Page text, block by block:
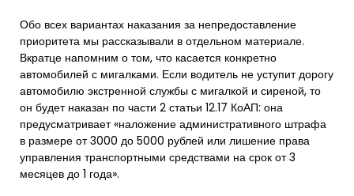
Обо всех вариантах наказания за непредоставление
приоритета мы рассказывали в отдельном материале.
Вкратце напомним о том, что касается конкретно
автомобилей с мигалками. Если водитель не уступит дорогу
автомобилю экстренной службы с мигалкой и сиреной, то
он будет наказан по части 2 статьи 12.17 КоАП: она
предусматривает «наложение административного штрафа
в размере от 3000 до 5000 рублей или лишение права
управления транспортными средствами на срок от 3
месяцев до 1 года».